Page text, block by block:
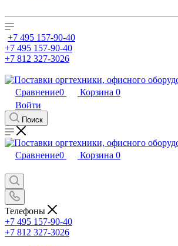
+7 495 157-90-40
+7 495 157-90-40
+7 812 327-3026
Сравнение0 Корзина 0
Войти
Поиск
Сравнение0 Корзина 0
Телефоны
+7 495 157-90-40
+7 812 327-3026